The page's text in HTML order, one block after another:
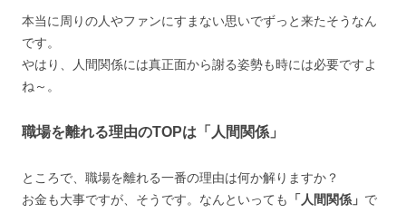
本当に周りの人やファンにすまない思いでずっと来たそうなん
です。
やはり、人間関係には真正面から謝る姿勢も時には必要ですよ
ね～。
職場を離れる理由のTOPは「人間関係」
ところで、職場を離れる一番の理由は何か解りますか？
お金も大事ですが、そうです。なんといっても
「人間関係」 で